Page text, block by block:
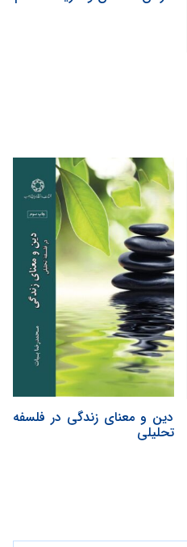
دین و معنای زندگی در فلسفه
تحلیلی